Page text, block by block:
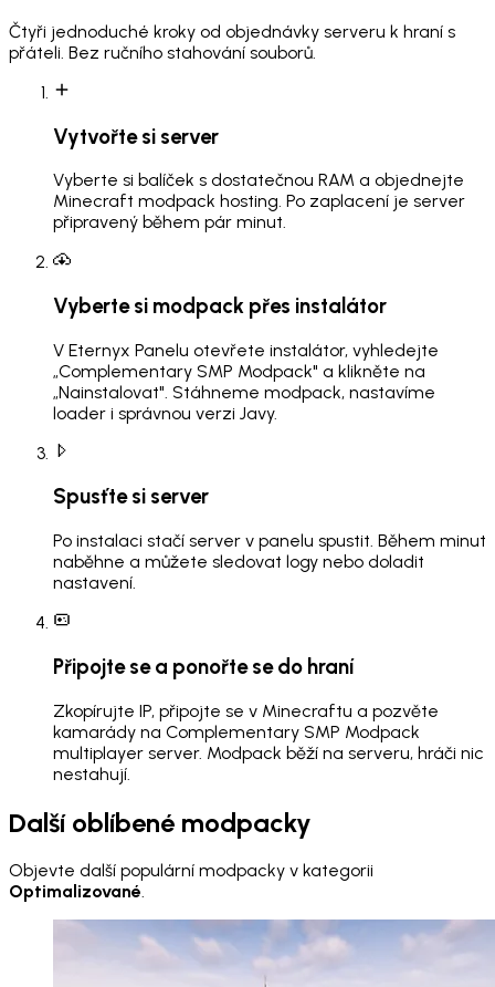
Čtyři jednoduché kroky od objednávky serveru k hraní s
přáteli. Bez ručního stahování souborů.
Vytvořte si server
Vyberte si balíček s dostatečnou RAM a objednejte
Minecraft modpack hosting. Po zaplacení je server
připravený během pár minut.
Vyberte si modpack přes instalátor
V Eternyx Panelu otevřete instalátor, vyhledejte
„Complementary SMP Modpack" a klikněte na
„Nainstalovat". Stáhneme modpack, nastavíme
loader i správnou verzi Javy.
Spusťte si server
Po instalaci stačí server v panelu spustit. Během minut
naběhne a můžete sledovat logy nebo doladit
nastavení.
Připojte se a ponořte se do hraní
Zkopírujte IP, připojte se v Minecraftu a pozvěte
kamarády na Complementary SMP Modpack
multiplayer server. Modpack běží na serveru, hráči nic
nestahují.
Další oblíbené modpacky
Objevte další populární modpacky v kategorii
Optimalizované.